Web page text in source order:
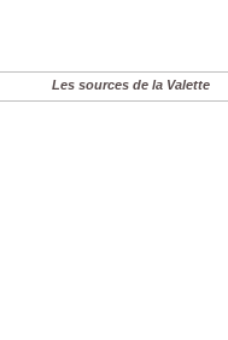
Les sources de la Valette